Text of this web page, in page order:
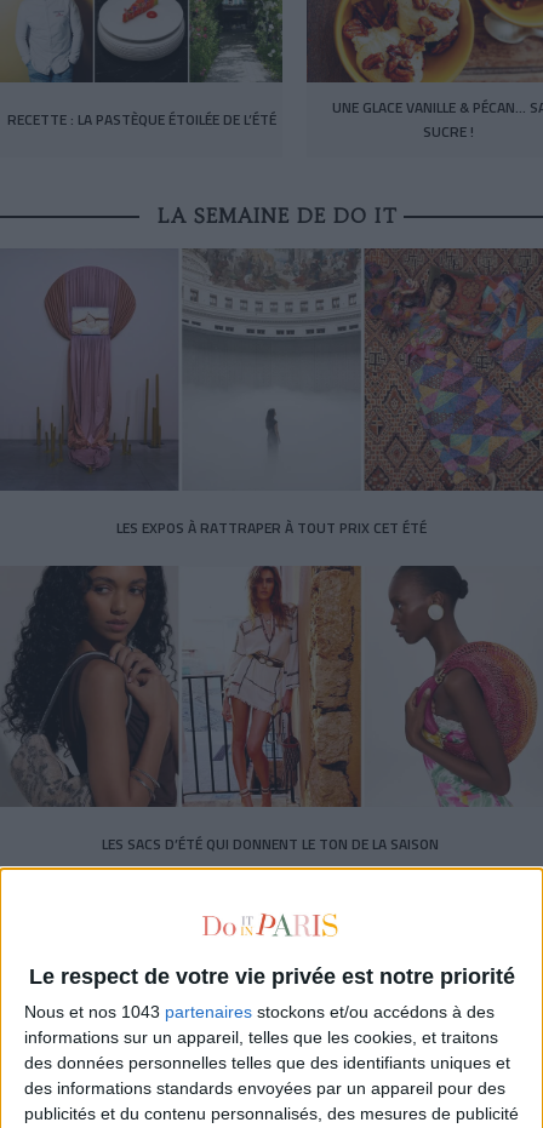
Le respect de votre vie privée est notre priorité
Nous et nos 1043 partenaires stockons et/ou accédons à des
informations sur un appareil, telles que les cookies, et traitons
des données personnelles telles que des identifiants uniques et
des informations standards envoyées par un appareil pour des
publicités et du contenu personnalisés, des mesures de publicité
RECETTE : LA PASTÈQUE ÉTOILÉE DE L’ÉTÉ
UNE GLACE VANILLE & PÉCAN…
SUCRE !
LA SEMAINE DE DO IT
LES EXPOS À RATTRAPER À TOUT PRIX CET ÉTÉ
LES SACS D’ÉTÉ QUI DONNENT LE TON DE LA SAISON